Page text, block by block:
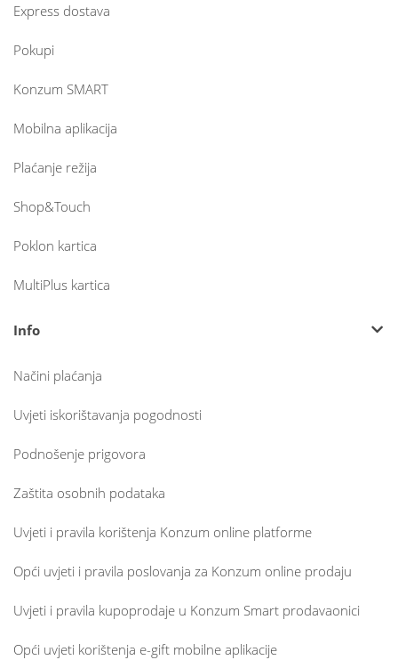
Express dostava
Pokupi
Konzum SMART
Mobilna aplikacija
Plaćanje režija
Shop&Touch
Poklon kartica
MultiPlus kartica
Info
Načini plaćanja
Uvjeti iskorištavanja pogodnosti
Podnošenje prigovora
Zaštita osobnih podataka
Uvjeti i pravila korištenja Konzum online platforme
Opći uvjeti i pravila poslovanja za Konzum online prodaju
Uvjeti i pravila kupoprodaje u Konzum Smart prodavaonici
Opći uvjeti korištenja e-gift mobilne aplikacije